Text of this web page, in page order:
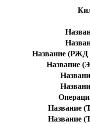
Название (РЖД
Название
Название
Название